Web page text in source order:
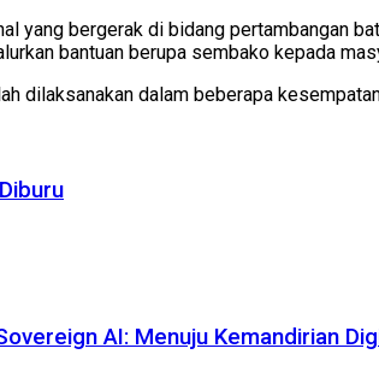
yang bergerak di bidang pertambangan
bantuan berupa sembako kepada
dilaksanakan dalam beberapa
AI: Menuju Kemandirian